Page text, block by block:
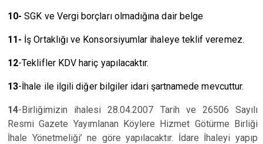
10- SGK ve Vergi borçları olmadığına dair belge
11- İş Ortaklığı ve Konsorsiyumlar ihaleye teklif veremez.
12-Teklifler KDV hariç yapılacaktır.
13-İhale ile ilgili diğer bilgiler idari şartnamede mevcuttur.
14-Birliğimizin ihalesi 28.04.2007 Tarih ve 26506 Sayılı
Resmi Gazete Yayımlanan Köylere Hizmet Götürme Birliği
İhale Yönetmeliği’ ne göre yapılacaktır. İdare İhaleyi yapıp